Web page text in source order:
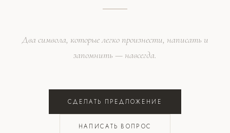
Два символа, которые легко произнести, написать и
запомнить — навсегда.
СДЕЛАТЬ ПРЕДЛОЖЕНИЕ
НАПИСАТЬ ВОПРОС